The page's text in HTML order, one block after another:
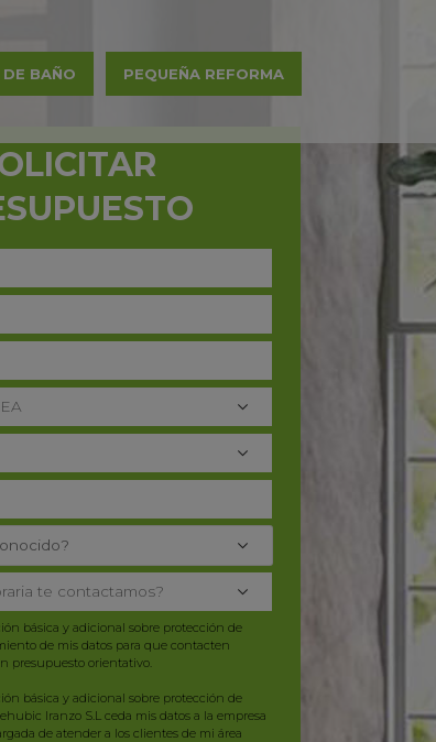
BAÑO PEQUEÑA REFORMA
básica y adicional sobre protección de
de mis datos para que contacten
presupuesto orientativo.
básica y adicional sobre protección de
Iranzo S.L ceda mis datos a la empresa
de atender a los clientes de mi área